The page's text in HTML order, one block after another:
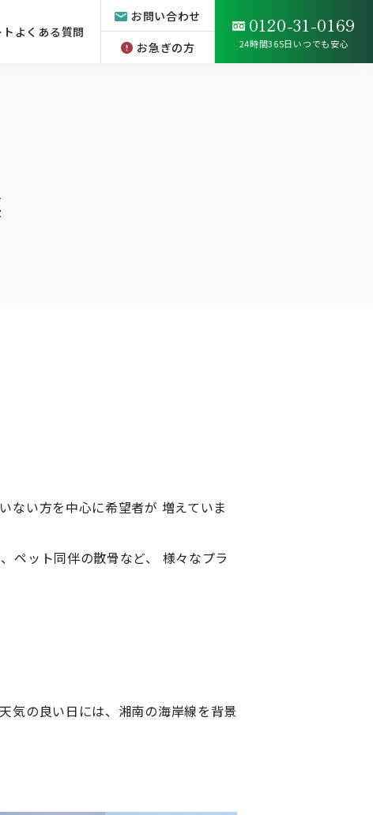
よくある質問
お問い合わせ
お急ぎの方
0120-31-0169
24時間365日いつでも安心
ない方を中心に希望者が 増えていま
ペット同伴の散骨など、 様々なプラ
気の良い日には、湘南の海岸線を背景